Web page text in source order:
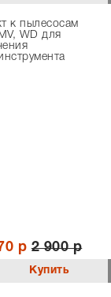
к пылесосам
WD для
р 2 900 р